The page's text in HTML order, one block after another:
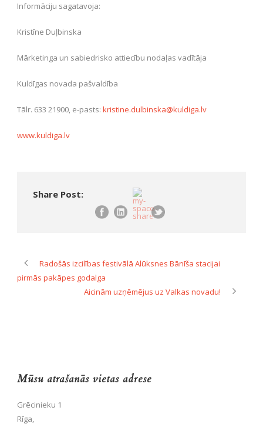
Informāciju sagatavoja:
Kristīne Duļbinska
Mārketinga un sabiedrisko attiecību nodaļas vadītāja
Kuldīgas novada pašvaldība
Tālr. 633 21900, e-pasts: kristine.dulbinska@kuldiga.lv
www.kuldiga.lv
Share Post:
Radošās izcilības festivālā Alūksnes Bānīša stacijai
pirmās pakāpes godalga
Aicinām uzņēmējus uz Valkas novadu!
Mūsu atrašanās vietas adrese
Grēcinieku 1
Rīga,